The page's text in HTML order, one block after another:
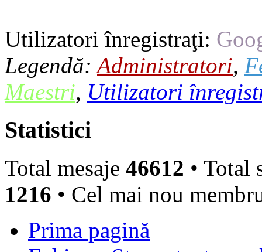
Utilizatori înregistraţi:
Legendă:Administratori,
Maestri, Utilizatori
Statistici
Total mesaje 46612 • Total
1216 • Cel mai nou
Prima pagină